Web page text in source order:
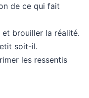
de ce qui fait
brouiller la réalité.
soit-il.
les ressentis